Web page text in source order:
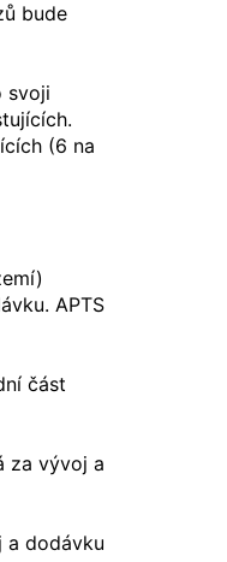
bude
svoji
(6 na
APTS
část
za vývoj a
a dodávku